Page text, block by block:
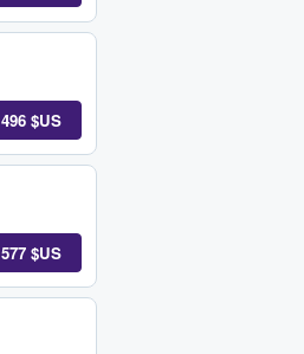
496 $US
577 $US